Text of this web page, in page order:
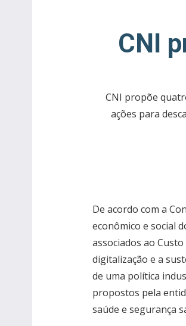
CNI
CNI propõe
ações para
De acordo com a
econômico e social
associados ao
digitalização e a
de uma política
propostos pela
saúde e segurança